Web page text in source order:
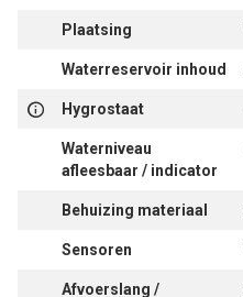
Plaatsing
Waterreservoir inhoud
Hygrostaat
Waterniveau
afleesbaar / indicator
Behuizing materiaal
Sensoren
Afvoerslang /